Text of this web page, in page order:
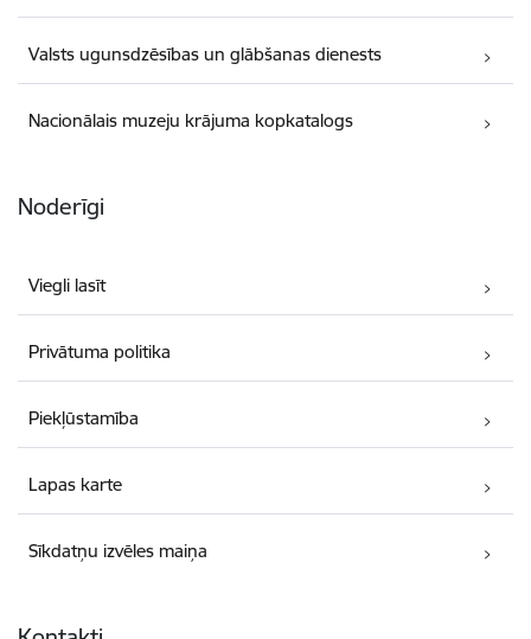
Valsts ugunsdzēsības un glābšanas dienests
Nacionālais muzeju krājuma kopkatalogs
Noderīgi
Viegli lasīt
Privātuma politika
Piekļūstamība
Lapas karte
Sīkdatņu izvēles maiņa